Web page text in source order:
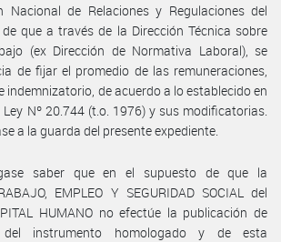
Nacional de Relaciones y Regulaciones del
que a través de la Dirección Técnica sobre
(ex Dirección de Normativa Laboral), se
de fijar el promedio de las remuneraciones,
indemnizatorio, de acuerdo a lo establecido en
Nº 20.744 (t.o. 1976) y sus modificatorias.
a la guarda del presente expediente.
saber que en el supuesto de que la
EMPLEO Y SEGURIDAD SOCIAL del
HUMANO no efectúe la publicación de
instrumento homologado y de esta